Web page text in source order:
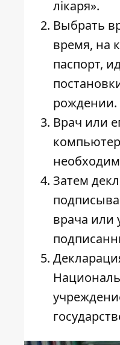
лiкаря».
Выбрать
время, на
паспорт,
рождении.
Врач или
Затем
врача или